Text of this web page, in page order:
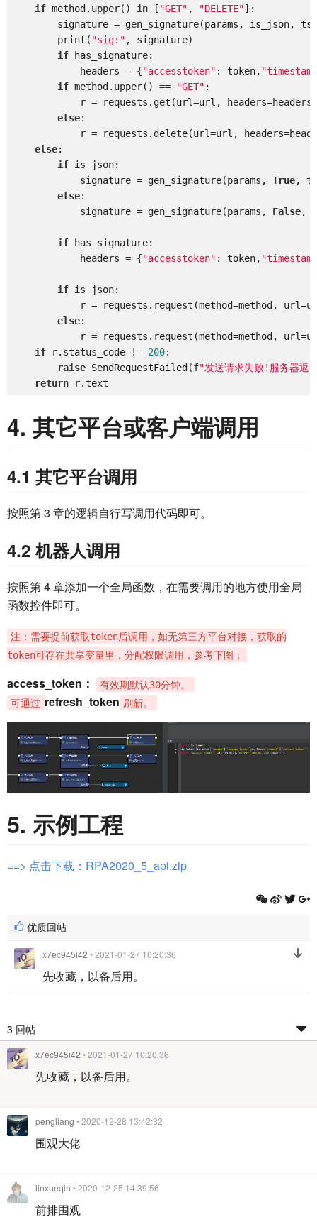
if method.upper() in [ "GET" , "DELETE"]:
signature = gen_signature(params, is_json,
        print(
"sig:" , signature)
if has_signature:
            headers = {
"accesstoken" : token,
if method.upper() == "GET" :
r = requests.get(url=url,
else:
r = requests.delete(url=url,
else:
if is_json:
            signature = gen_signature(params,
True,
else:
            signature = gen_signature(params,
False,
if has_signature:
            headers = {
"accesstoken" : token,
if is_json:
r = requests.request(method=method,
else:
r = requests.request(method=method,
if r.status_code != 200:
raise SendRequestFailed(f"发送请求失败!服务器
return
4. 其它平台或客户端调用
4.1 其它平台调用
按照第 3 章的逻辑自行写调用代码即可。
4.2 机器人调用
按照第 4 章添加一个全局函数，在需要调用的地方使用全局
函数控件即可。
注：需要提前获取token后调用，如无第三方平台对接，获取的
token可存在共享变量里，分配权限调用，参考下图：
access_token：
有效期默认30分钟。
可通过 refresh_token 刷新。
5. 示例工程
==> 点击下载：RPA2020_5_api.zip
优质回帖
x7ec945i42 • 2021-01-27 10:20:36
先收藏，以备后用。
3 回帖
x7ec945i42 • 2021-01-27 10:20:36
先收藏，以备后用。
pengliang • 2020-12-28 13:42:32
围观大佬
linxueqin • 2020-12-25 14:39:56
前排围观